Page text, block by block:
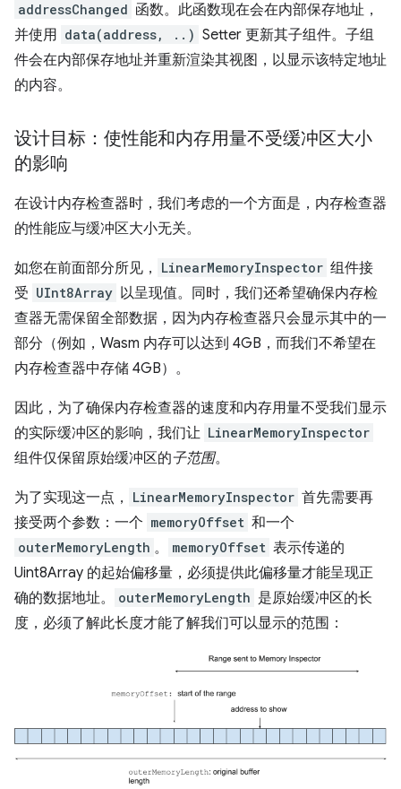
addressChanged 函数。此函数现在会在内部保存地址，
并使用 data(address, ..) Setter 更新其子组件。子组
件会在内部保存地址并重新渲染其视图，以显示该特定地址
的内容。
设计目标：使性能和内存用量不受缓冲区大小
的影响
在设计内存检查器时，我们考虑的一个方面是，内存检查器
的性能应与缓冲区大小无关。
如您在前面部分所见， LinearMemoryInspector 组件接
受 UInt8Array 以呈现值。同时，我们还希望确保内存检
查器无需保留全部数据，因为内存检查器只会显示其中的一
部分（例如，Wasm 内存可以达到 4GB，而我们不希望在
内存检查器中存储 4GB）。
因此，为了确保内存检查器的速度和内存用量不受我们显示
的实际缓冲区的影响，我们让 LinearMemoryInspector
组件仅保留原始缓冲区的子范围。
为了实现这一点， LinearMemoryInspector 首先需要再
接受两个参数：一个 memoryOffset 和一个
outerMemoryLength 。 memoryOffset 表示传递的
Uint8Array 的起始偏移量， 必须提供此偏移量才能呈现正
确的数据地址。
outerMemoryLength 是原始缓冲区的长
度，必须了解此长度才能了解我们可以显示的范围：